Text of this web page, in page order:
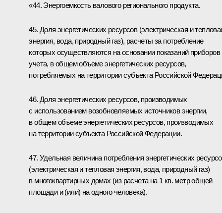
«44. Энергоемкость валового регионального продукта.
45. Доля энергетических ресурсов (электрическая и
энергия, вода, природный газ), расчеты за потребление
которых осуществляются на основании показаний приборов
учета, в общем объеме энергетических ресурсов,
потребляемых на территории субъекта Российской
46. Доля энергетических ресурсов, производимых
с использованием возобновляемых источников энергии,
в общем объеме энергетических ресурсов, производимых
на территории субъекта Российской Федерации.
47. Удельная величина потребления энергетических
(электрическая и тепловая энергия, вода, природный газ)
в многоквартирных домах (из расчета на 1 кв. метр общей
площади и (или) на одного человека).